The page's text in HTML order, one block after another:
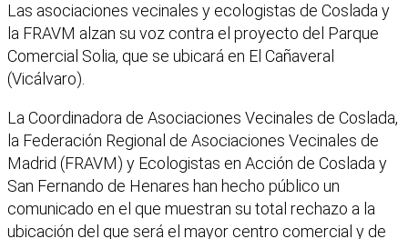
Las asociaciones vecinales y ecologistas de Coslada y
la FRAVM alzan su voz contra el proyecto del Parque
Comercial Solia, que se ubicará en El Cañaveral
(Vicálvaro).
La Coordinadora de Asociaciones Vecinales de Coslada,
la Federación Regional de Asociaciones Vecinales de
Madrid (FRAVM) y Ecologistas en Acción de Coslada y
San Fernando de Henares han hecho público un
comunicado en el que muestran su total rechazo a la
ubicación del que será el mayor centro comercial y de